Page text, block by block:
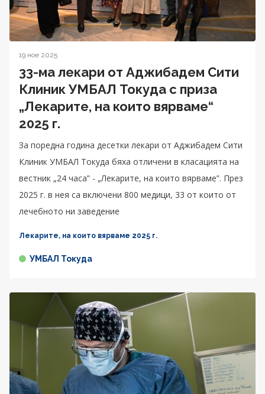
19 ное 2025
33-ма лекари от Аджибадем Сити
Клиник УМБАЛ Токуда с приза
„Лекарите, на които вярваме“
2025 г.
За поредна година десетки лекари от Аджибадем Сити
Клиник УМБАЛ Токуда бяха отличени в класацията на
вестник „24 часа” - „Лекарите, на които вярваме”. През
2025 г. в нея са включени 800 медици, 33 от които от
лечебното ни заведение
Лекарите, на които вярваме 2025 г.
УМБАЛ Токуда